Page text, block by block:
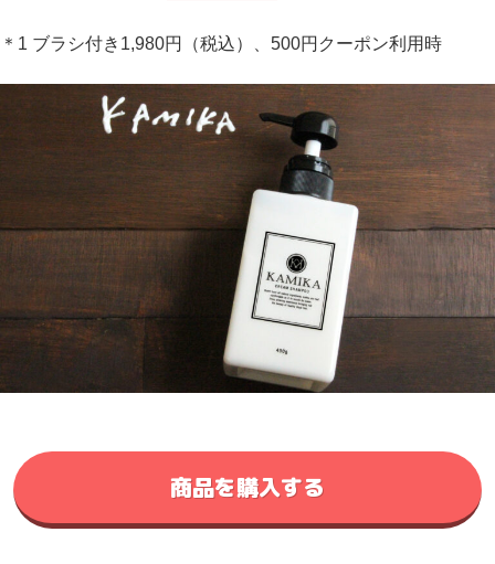
＊1 ブラシ付き1,980円（税込）、500円クーポン利用時
商品を購入する